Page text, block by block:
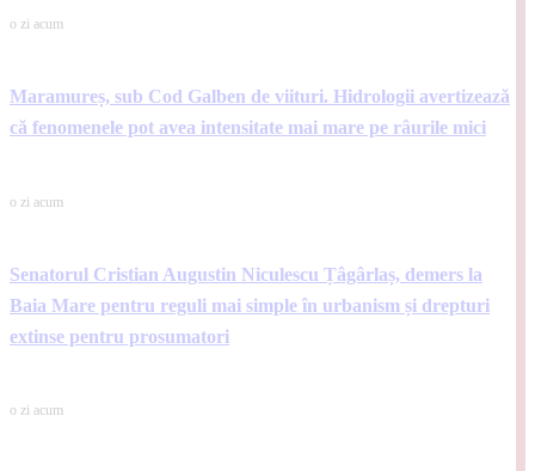
o zi acum
Maramureș, sub Cod Galben de viituri. Hidrologii avertizează
că fenomenele pot avea intensitate mai mare pe râurile mici
o zi acum
Senatorul Cristian Augustin Niculescu Țâgârlaș, demers la
Baia Mare pentru reguli mai simple în urbanism și drepturi
extinse pentru prosumatori
o zi acum